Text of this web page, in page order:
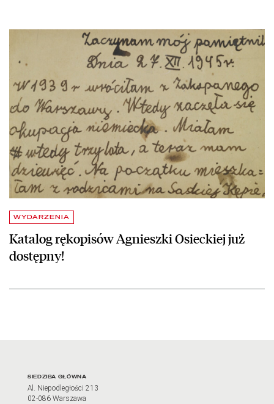
WYDARZENIA
Katalog rękopisów Agnieszki Osieckiej już
dostępny!
czytaj więcej o Katalog rękopisów Agnieszki Osieckiej już dostępny!
Adres oraz godziny
SIEDZIBA GŁÓWNA
Al. Niepodległości 213
02-086 Warszawa